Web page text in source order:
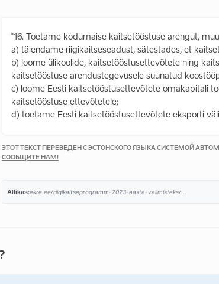
"16. Toetame kodumaise kaitsetööstuse arengut,
a) täiendame riigikaitseseadust, sätestades, et
b) loome ülikoolide, kaitsetööstusettevõtete ning
kaitsetööstuse arendustegevusele suunatud
c) loome Eesti kaitsetööstusettevõtete omakapitali
kaitsetööstuse ettevõtetele;
d) toetame Eesti kaitsetööstusettevõtete eksporti
ЭТОТ ТЕКСТ ПЕРЕВЕДЕН С ЭСТОНСКОГО ЯЗЫКА СИСТЕМОЙ
СООБЩИТЕ НАМ!
Allikas:ekre.ee/riigikaitseprogramm-2023-aasta-valimisteks/...